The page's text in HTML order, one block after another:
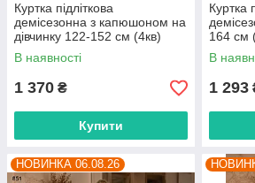
Куртка підліткова
демісезонна з капюшоном на
дівчинку 122-152 см (4кв)
"AMD" недорого від прямого
постачальника
В наявності
1 370 ₴
Купити
Куртка
164 см
від
В
1 293
НОВИНКА 06.08.26